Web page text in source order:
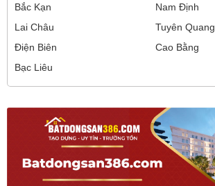
Bắc Kạn
Nam Định
Lai Châu
Tuyên Quang
Điện Biên
Cao Bằng
Bạc Liêu